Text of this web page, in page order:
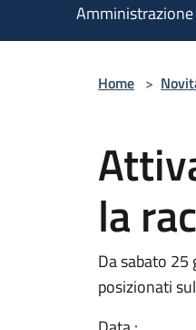
Amministrazione
Home >
la
Da sabato
posizionati